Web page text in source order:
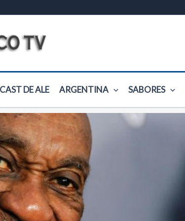
DE ALE ARGENTINA SABORES